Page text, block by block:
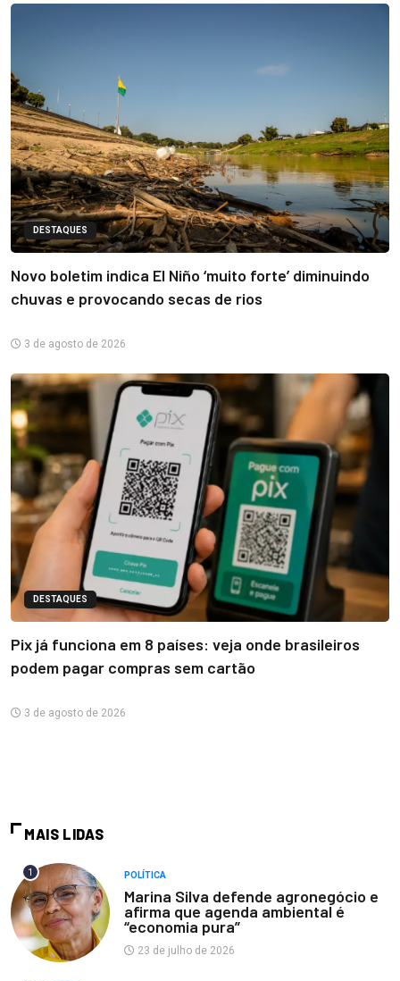
DESTAQUES
Novo boletim indica El Niño ‘muito forte’ diminuindo
chuvas e provocando secas de rios
3 de agosto de 2026
DESTAQUES
Pix já funciona em 8 países: veja onde brasileiros
podem pagar compras sem cartão
3 de agosto de 2026
MAIS LIDAS
1 POLÍTICA
Marina Silva defende agronegócio e
afirma que agenda ambiental é
“economia pura”
23 de julho de 2026